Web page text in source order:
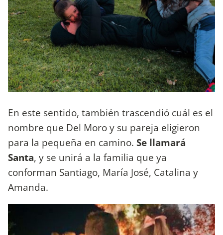
En este sentido, también trascendió cuál es el
nombre que Del Moro y su pareja eligieron
para la pequeña en camino. Se llamará
Santa, y se unirá a la familia que ya
conforman Santiago, María José, Catalina y
Amanda.